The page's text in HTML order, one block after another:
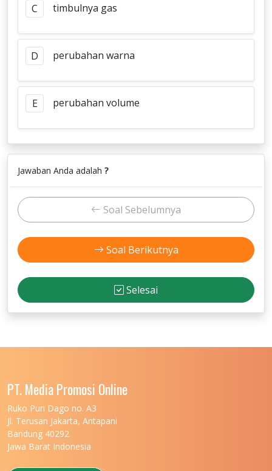
C timbulnya gas
D perubahan warna
E perubahan volume
Jawaban Anda adalah ?
Soal Sebelumnya
Soal Berikutnya
Selesai
PT. Media Promosi Online
Ruko Puri Dago no. A3
Jl. Terusan Jakarta, Antapani
Bandung 40292
Jawa Barat Indonesia